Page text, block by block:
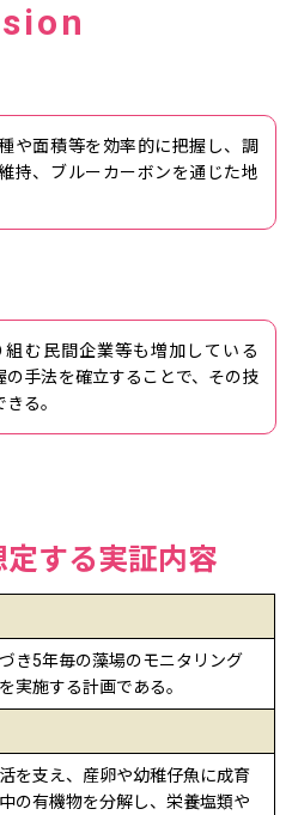
や面積等を効率的に把握し、調
持、ブルーカーボンを通じた地
む民間企業等も増加している
手法を確立することで、その技
る。
する実証内容
き5年毎の藻場のモニタリング
実施する計画である。
を支え、産卵や幼稚仔魚に成育
の有機物を分解し、栄養塩類や